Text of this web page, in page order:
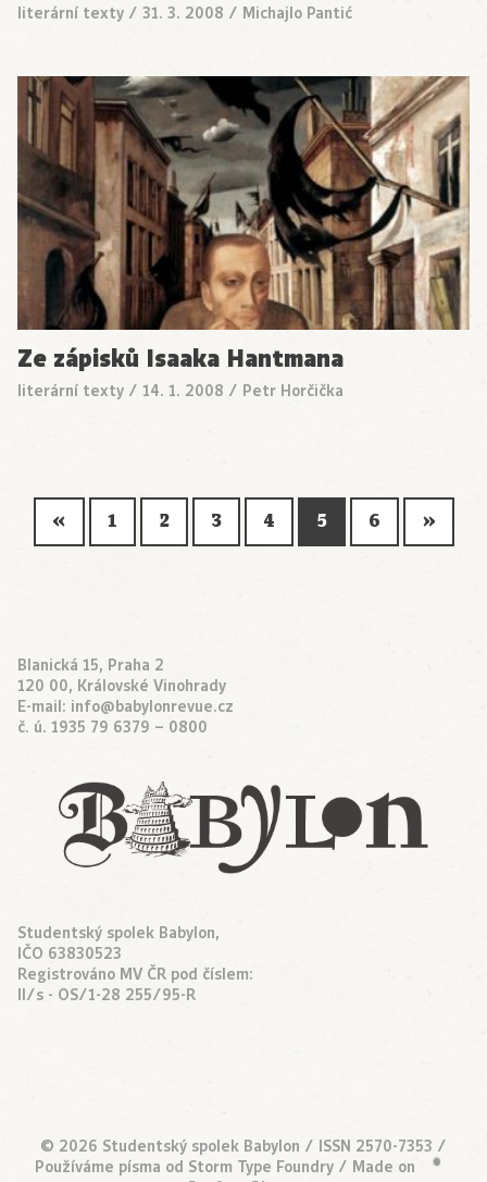
literární texty / 31. 3. 2008 / Michajlo Pantić
Ze zápisků Isaaka Hantmana
literární texty / 14. 1. 2008 / Petr Horčička
« 1 2 3 4 5 6 »
Blanická 15, Praha 2
120 00, Královské Vinohrady
E-mail: info@babylonrevue.cz
č. ú. 1935 79 6379 – 0800
Studentský spolek Babylon,
IČO 63830523
Registrováno MV ČR pod číslem:
II/s - OS/1-28 255/95-R
© 2026 Studentský spolek Babylon / ISSN 2570-7353 /
Používáme písma od Storm Type Foundry / Made on